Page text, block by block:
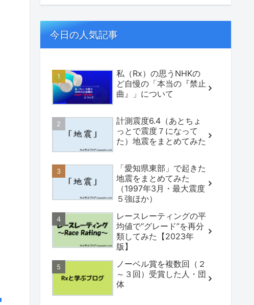
今日の人気記事
私（Rx）の思うNHKの
ど自慢の「本当の『禁止
曲』」について
計測震度6.4（あとちょ
っとで震度７になって
た）地震をまとめてみた
「愛知県東部」で起きた
地震をまとめてみた
（1997年3月・最大震度
５強ほか）
レースレーティングの平
均値で“グレード”を再分
類してみた【2023年
版】
ノーベル賞を複数回（２
～３回）受賞した人・団
体